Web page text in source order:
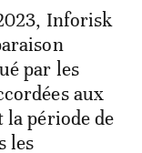
Inforisk
par les
aux
période de
les